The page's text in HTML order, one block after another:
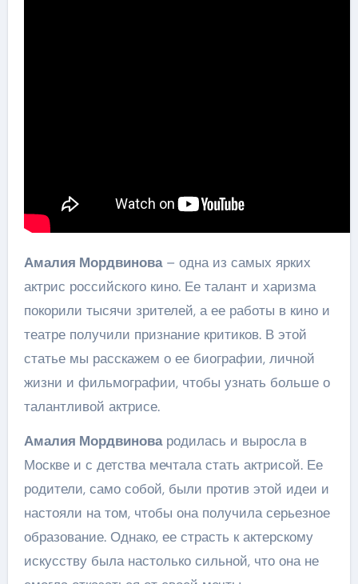
Амалия Мордвинова– одна из самых ярких
актрис российского кино. Ее талант и харизма
покорили тысячи зрителей, а ее работы в кино и
театре получили признание критиков. В этой
статье мы расскажем о ее биографии, личной
жизни и фильмографии, чтобы узнать больше о
талантливой актрисе.
Амалия Мордвиновародилась и выросла в
Москве и с детства мечтала стать актрисой. Ее
родители, само собой, были против этой идеи и
настояли на том, чтобы она получила серьезное
образование. Однако, ее страсть к актерскому
искусству была настолько сильной, что она не